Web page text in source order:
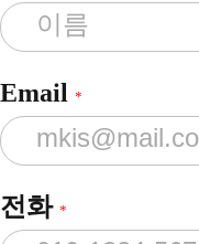
Email *
전화 *